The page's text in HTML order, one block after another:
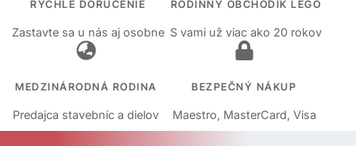
RÝCHLE DORUČENIE
Zastavte sa u nás aj osobne
RODINNÝ OBCHODÍK LEGO
S vami už viac ako 20 rokov
MEDZINÁRODNÁ RODINA
Predajca stavebníc a dielov
BEZPEČNÝ NÁKUP
Maestro, MasterCard, Visa